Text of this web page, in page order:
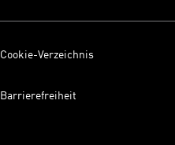
Cookie-Verzeichnis
Barrierefreiheit